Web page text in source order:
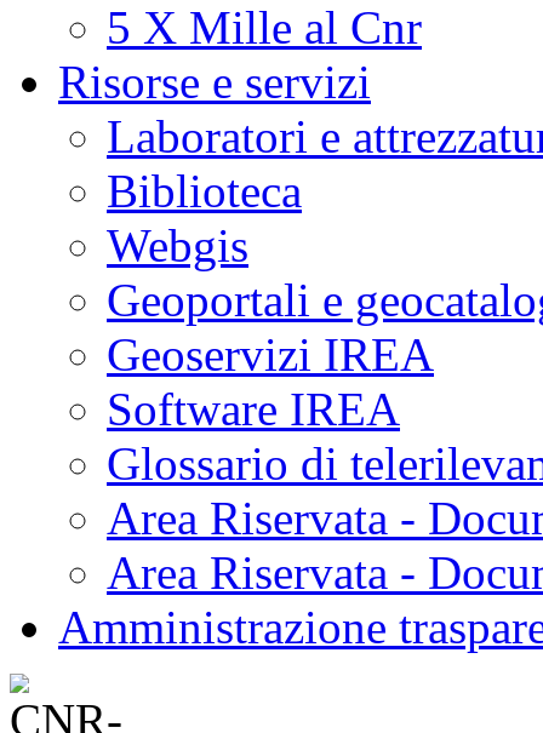
5 X Mille al Cnr
Risorse e servizi
Laboratori e
Biblioteca
Webgis
Geoportali e
Geoservizi IREA
Software IREA
Glossario di
Area Riservata -
Area Riservata -
Amministrazione